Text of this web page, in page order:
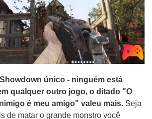
único - ninguém está
qualquer outro jogo, o ditado "O
é meu amigo" valeu mais. Seja
de matar o grande monstro você